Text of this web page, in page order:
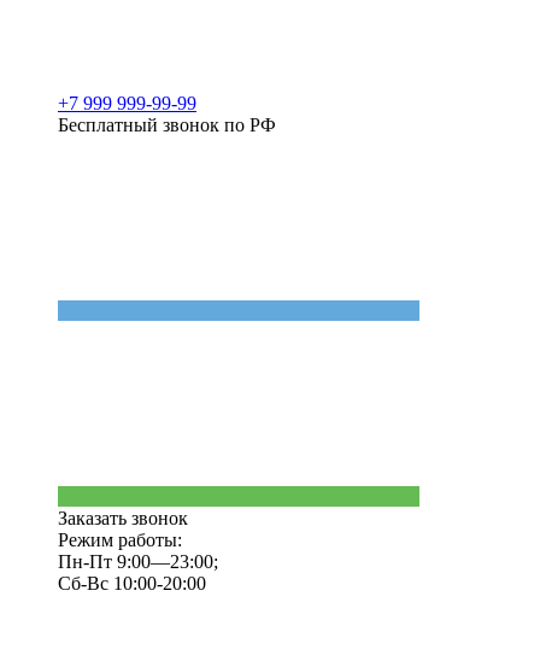
+7 999 999-99-99
Бесплатный звонок по РФ
Заказать звонок
Режим работы:
Пн-Пт 9:00—23:00;
Сб-Вс 10:00-20:00